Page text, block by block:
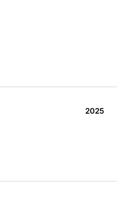
2025